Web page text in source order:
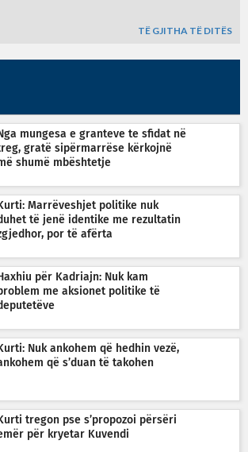
TË GJITHA TË DITËS
mungesa e granteve te sfidat në
gratë sipërmarrëse kërkojnë
shumë mbështetje
Kurti: Marrëveshjet politike nuk
të jenë identike me rezultatin
por të afërta
Haxhiu për Kadriajn: Nuk kam
me aksionet politike të
Kurti: Nuk ankohem që hedhin vezë,
që s’duan të takohen
Kurti tregon pse s’propozoi përsëri
për kryetar Kuvendi